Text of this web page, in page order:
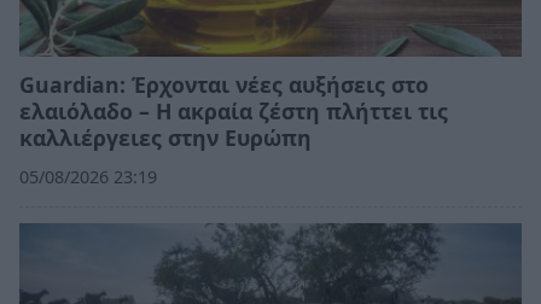
Guardian: Έρχονται νέες αυξήσεις στο
ελαιόλαδο – Η ακραία ζέστη πλήττει τις
καλλιέργειες στην Ευρώπη
05/08/2026 23:19